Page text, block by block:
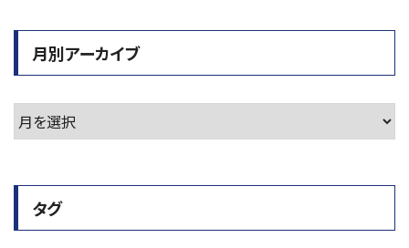
月別アーカイブ
タグ